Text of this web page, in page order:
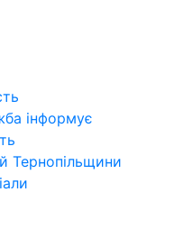
інформує
Тернопільщини